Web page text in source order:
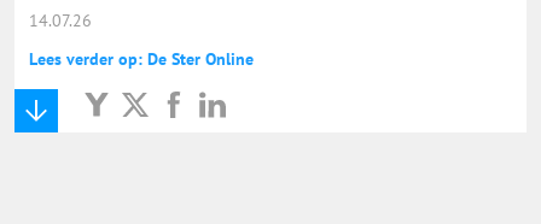
14.07.26
Lees verder op: De Ster Online